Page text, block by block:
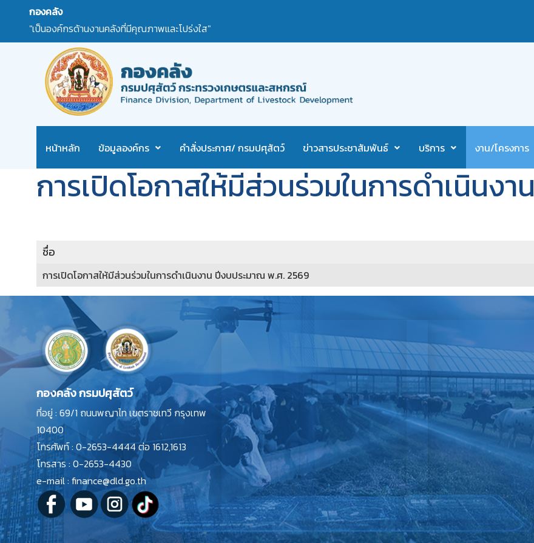
กองคลัง
"เป็นองค์กรด้านงานคลังที่มีคุณภาพและโปร่งใส"
หน้าหลัก ข้อมูลองค์กร คำสั่งประกาศ/ กรมปศุสัตว์ ข่าวสารประชาสัมพันธ์ บริการ งาน/โครงการ
การเปิดโอกาสให้มีส่วนร่วมในการดำเนินงาน
เนื้อหา
ชื่อ
การเปิดโอกาสให้มีส่วนร่วมในการดำเนินงาน ปีงบประมาณ พ.ศ. 2569
กองคลัง กรมปศุสัตว์
ที่อยู่ : 69/1 ถนนพญาไท เขตราชเทวี กรุงเทพ
10400
โทรศัพท์ : 0-2653-4444 ต่อ 1612,1613
โทรสาร : 0-2653-4430
e-mail : finance@dld.go.th